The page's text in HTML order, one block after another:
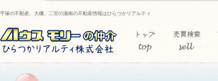
平塚の不動産、大磯、二宮の湘南の不動産情報はひらつかリアルティ